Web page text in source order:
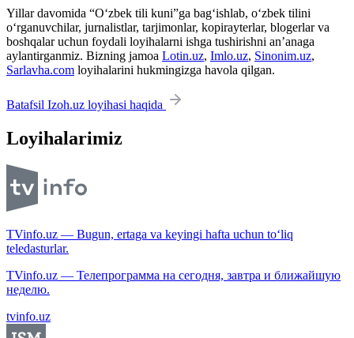
Yillar davomida “O‘zbek tili kuni”ga bag‘ishlab, o‘zbek tilini
o‘rganuvchilar, jurnalistlar, tarjimonlar, kopirayterlar, blogerlar va
boshqalar uchun foydali loyihalarni ishga tushirishni an’anaga
aylantirganmiz. Bizning jamoa Lotin.uz, Imlo.uz, Sinonim.uz,
Sarlavha.com loyihalarini hukmingizga havola qilgan.
Batafsil Izoh.uz loyihasi haqida
Loyihalarimiz
TVinfo.uz — Bugun, ertaga va keyingi hafta uchun to‘liq
teledasturlar.
TVinfo.uz — Телепрограмма на сегодня, завтра и ближайшую
неделю.
tvinfo.uz